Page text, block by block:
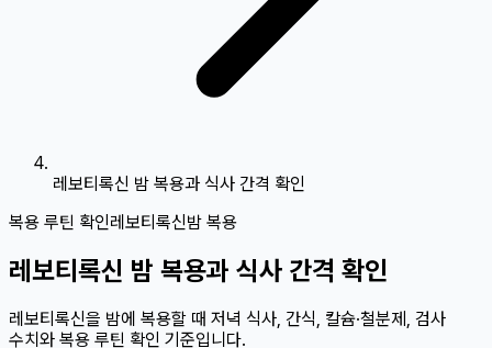
레보티록신 밤 복용과 식사 간격 확인
복용 루틴 확인레보티록신밤 복용
레보티록신 밤 복용과 식사 간격 확인
레보티록신을 밤에 복용할 때 저녁 식사, 간식, 칼슘·철분제, 검사
수치와 복용 루틴 확인 기준입니다.